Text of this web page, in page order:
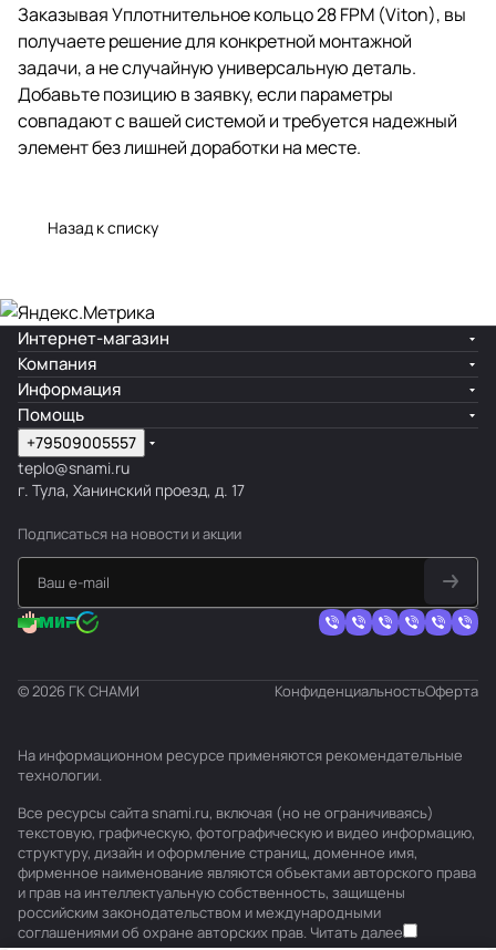
Заказывая Уплотнительное кольцо 28 FPM (Viton), вы
получаете решение для конкретной монтажной
задачи, а не случайную универсальную деталь.
Добавьте позицию в заявку, если параметры
совпадают с вашей системой и требуется надежный
элемент без лишней доработки на месте.
Назад к списку
Интернет-магазин
Компания
Информация
Помощь
+79509005557
teplo@snami.ru
г. Тула, Ханинский проезд, д. 17
Подписаться на новости и акции
© 2026 ГК СНАМИ КонфиденциальностьОферта
На информационном ресурсе применяются рекомендательные
технологии.
Все ресурсы сайта snami.ru, включая (но не ограничиваясь)
текстовую, графическую, фотографическую и видео информацию,
структуру, дизайн и оформление страниц, доменное имя,
фирменное наименование являются объектами авторского права
и прав на интеллектуальную собственность, защищены
российским законодательством и международными
соглашениями об охране авторских прав. Читать далее